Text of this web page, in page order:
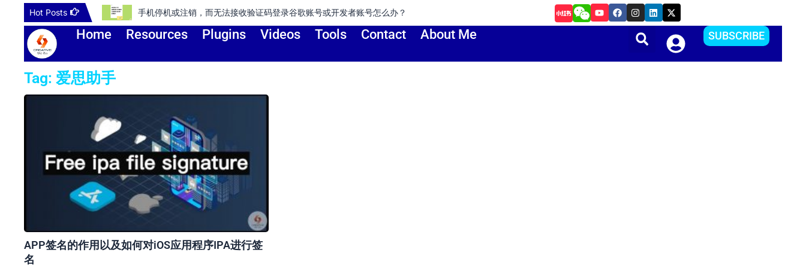
content
Hot Posts 手机停机或注销，而无法接收验证码登录谷歌账号或开发者账号怎么办？ 如何把Apple ID更改到其他国家或地区？方便下载APP
Y
o
u
e
F
a
c
o
I
n
s
t
a
r
L
i
n
i
X
-
t
w
i
t
t
Home Resources Plugins Videos Tools Contact About Me SUBSCRIBE
Tag: 爱思助手
APP签名的作用以及如何对iOS应用程序IPA进行签
名